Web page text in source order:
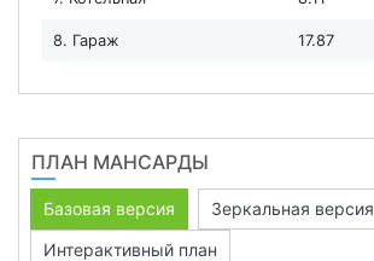
8. Гараж 17.87
ПЛАН МАНСАРДЫ
Базовая версия
Зеркальная версия
Интерактивный план